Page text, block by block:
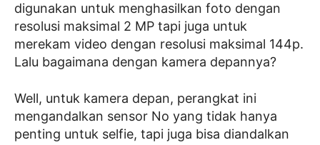
digunakan untuk menghasilkan foto dengan
resolusi maksimal 2 MP tapi juga untuk
merekam video dengan resolusi maksimal 144p.
Lalu bagaimana dengan kamera depannya?
Well, untuk kamera depan, perangkat ini
mengandalkan sensor No yang tidak hanya
penting untuk selfie, tapi juga bisa diandalkan